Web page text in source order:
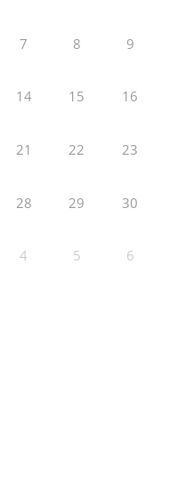
7 8 9
14 15 16
21 22 23
28 29 30
4 5 6